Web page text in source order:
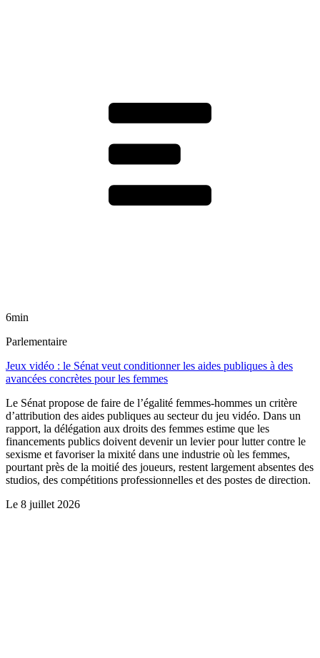
6min
Parlementaire
Jeux vidéo : le Sénat veut conditionner les aides publiques à des
avancées concrètes pour les femmes
Le Sénat propose de faire de l’égalité femmes-hommes un critère
d’attribution des aides publiques au secteur du jeu vidéo. Dans un
rapport, la délégation aux droits des femmes estime que les
financements publics doivent devenir un levier pour lutter contre le
sexisme et favoriser la mixité dans une industrie où les femmes,
pourtant près de la moitié des joueurs, restent largement absentes des
studios, des compétitions professionnelles et des postes de direction.
Le 8 juillet 2026